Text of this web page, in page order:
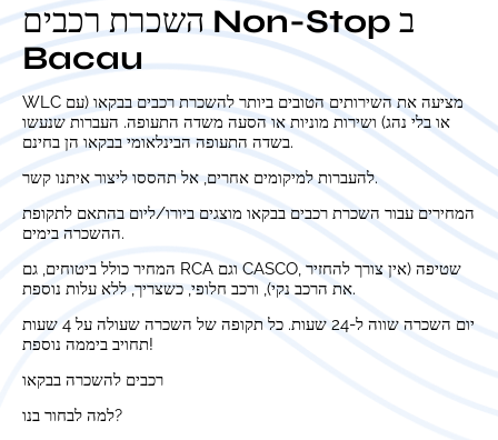
השכרת רכבים Non-Stop ב
Bacau
WLC מציעה את השירותים הטובים ביותר להשכרת רכבים בבקאו (עם
או בלי נהג) ושירות מוניות או הסעה משדה התעופה. העברות שנעשו
בשדה התעופה הבינלאומי בבקאו הן בחינם.
להעברות למיקומים אחרים, אל תהססו ליצור איתנו קשר.
המחירים עבור השכרת רכבים בבקאו מוצגים ביורו/ליום בהתאם לתקופת
ההשכרה בימים.
המחיר כולל ביטוחים, גם RCA וגם CASCO, שטיפה (אין צורך להחזיר
את הרכב נקי), ורכב חלופי, כשצריך, ללא עלות נוספת.
יום השכרה שווה ל-24 שעות. כל תקופה של השכרה שעולה על 4 שעות
תחויב ביממה נוספת!
רכבים להשכרה בבקאו
למה לבחור בנו?